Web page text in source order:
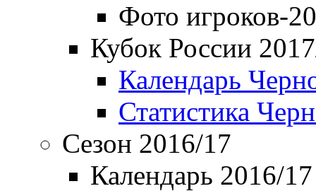
Фото игроков-
Кубок России
Календарь
Статистика
Сезон 2016/17
Календарь 2016/17